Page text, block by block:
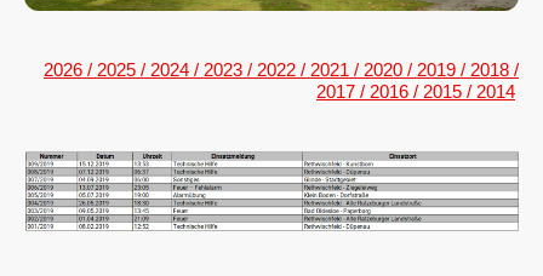
2026 / 2025 / 2024 / 2023 / 2022 / 2021 / 2020 / 2019 / 2018 /
2017 / 2016 / 2015 / 2014